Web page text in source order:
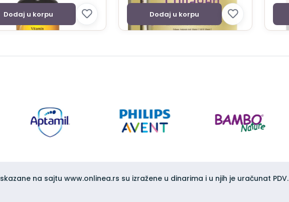
Dodaj u korpu Dodaj u korpu
na sajtu www.onlinea.rs su izražene u dinarima i u njih je uračunat PDV.